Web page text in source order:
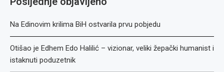
Na Edinovim krilima BiH ostvarila prvu pobjedu
Otišao je Edhem Edo Halilić – vizionar, veliki žepački humanist i
istaknuti poduzetnik